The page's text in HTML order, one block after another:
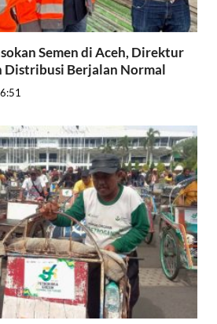
Semen di Aceh, Direktur
Distribusi Berjalan Normal